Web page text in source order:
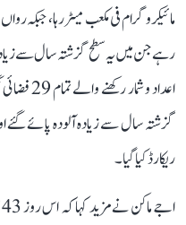
رہے جن میں یہ سطح گزشتہ سال سے
اعداد و
ریکارڈ کیا گیا۔